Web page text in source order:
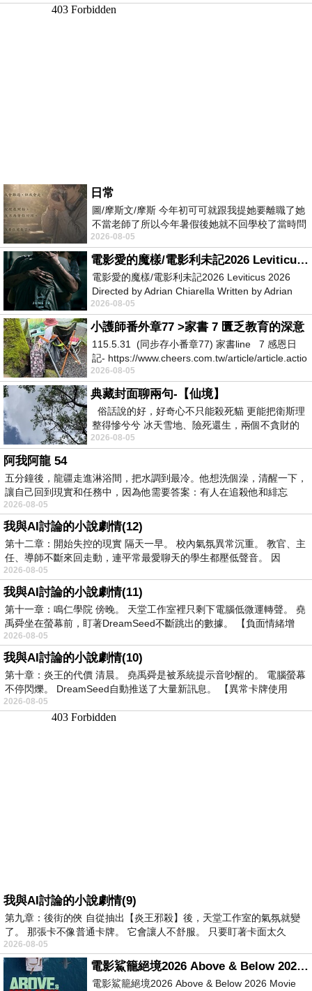
日常
圖/摩斯文/摩斯 今年初可可就跟我提她要離職了她
不當老師了所以今年暑假後她就不回學校了當時問
她不是很喜歡幼幼班的小朋友嗎捨得不
2026-08-05
電影愛的魔樣/電影利未記2026 Leviticus 2026
電影愛的魔樣/電影利未記2026 Leviticus 2026
Directed by Adrian Chiarella Written by Adrian
Chiarella Starring Joe Bird
2026-08-05
小護師番外章77 >家書 7 匱乏教育的深意
115.5.31 (同步存小番章77) 家書line 7 感恩日
記- https://www.cheers.com.tw/article/article.actio
2026-08-05
典藏封面聊兩句-【仙境】
俗話說的好，好奇心不只能殺死貓 更能把衛斯理
整得慘兮兮 冰天雪地、險死還生，兩個不貪財的
人尋什麼寶？ 人家追尋愛情還
2026-08-05
阿我阿龍 54
五分鐘後，龍疆走進淋浴間，把水調到最冷。他想洗個澡，清醒一下，
讓自己回到現實和任務中，因為他需要答案：有人在追殺他和緋忘
2026-08-05
我與AI討論的小說劇情(12)
第十二章：開始失控的現實 隔天一早。 校內氣氛異常沉重。 教官、主
任、導師不斷來回走動，連平常最愛聊天的學生都壓低聲音。 因
2026-08-05
我與AI討論的小說劇情(11)
第十一章：鳴仁學院 傍晚。 天堂工作室裡只剩下電腦低微運轉聲。 堯
禹舜坐在螢幕前，盯著DreamSeed不斷跳出的數據。 【負面情緒增
2026-08-05
我與AI討論的小說劇情(10)
第十章：炎王的代價 清晨。 堯禹舜是被系統提示音吵醒的。 電腦螢幕
不停閃爍。 DreamSeed自動推送了大量新訊息。 【異常卡牌使用
2026-08-05
我與AI討論的小說劇情(9)
第九章：後街的俠 自從抽出【炎王邪殺】後，天堂工作室的氣氛就變
了。 那張卡不像普通卡牌。 它會讓人不舒服。 只要盯著卡面太久
2026-08-05
電影鯊籠絕境2026 Above & Below 2026 Movie
電影鯊籠絕境2026 Above & Below 2026 Movie